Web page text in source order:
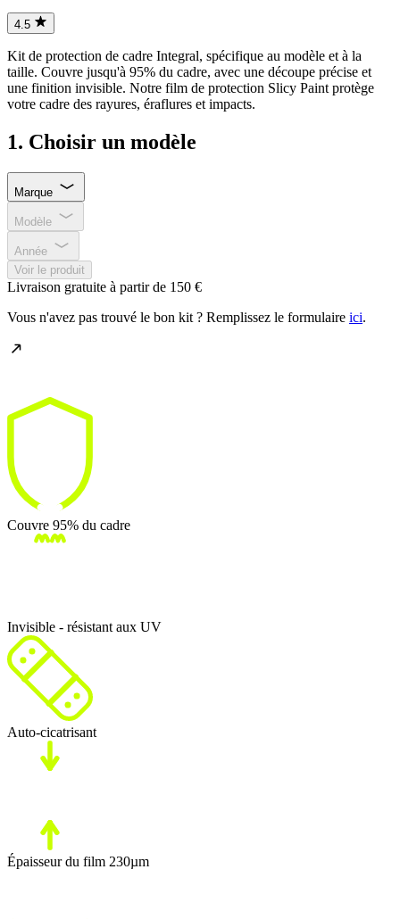
4.5
Kit de protection de cadre Integral, spécifique au modèle et à la
taille. Couvre jusqu'à 95% du cadre, avec une découpe précise et
une finition invisible. Notre film de protection Slicy Paint protège
votre cadre des rayures, éraflures et impacts.
1. Choisir un modèle
Marque
Modèle
Année
Voir le produit
Livraison gratuite à partir de 150 €
Vous n'avez pas trouvé le bon kit ? Remplissez le formulaire ici.
Couvre 95% du cadre
Invisible - résistant aux UV
Auto-cicatrisant
Épaisseur du film 230µm